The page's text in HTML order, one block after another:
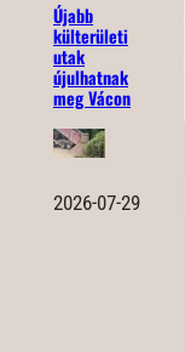
Újabb
külterületi
utak
újulhatnak
meg Vácon
2026-07-29